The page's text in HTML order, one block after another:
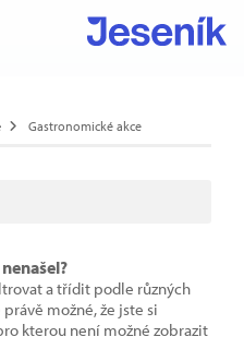
Gastronomické akce
a třídit podle různých
možné, že jste si
kterou není možné zobrazit